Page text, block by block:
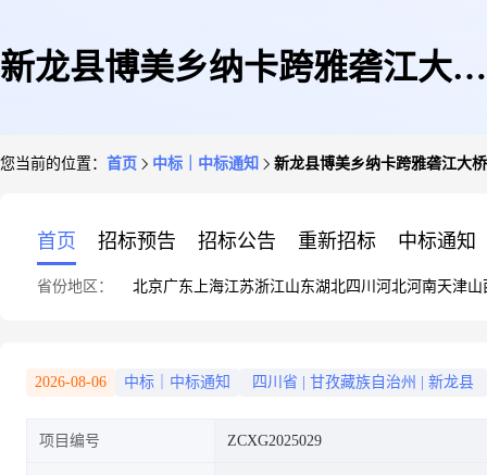
新龙县博美乡纳卡跨雅砻江大桥
您当前的位置： 首页 中标｜中标通知 新龙县博美乡纳卡跨雅砻江大
首页 招标预告 招标公告 重新招标 中标通知
省份地区： 北京广东 上海江苏浙江山东湖北四川 河北河南天津山
2026-08-06 中标｜中标通知 四川省 甘孜藏族自治州 新龙县
项目编号 ZCXG2025029